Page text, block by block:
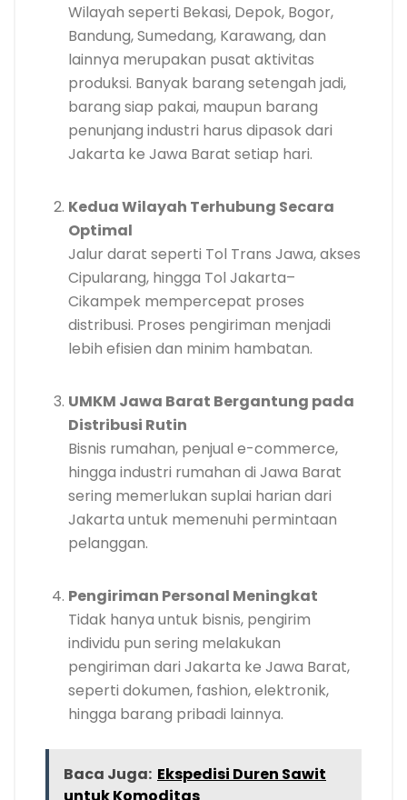
Wilayah seperti Bekasi, Depok, Bogor,
Bandung, Sumedang, Karawang, dan
lainnya merupakan pusat aktivitas
produksi. Banyak barang setengah jadi,
barang siap pakai, maupun barang
penunjang industri harus dipasok dari
Jakarta ke Jawa Barat setiap hari.
Kedua Wilayah Terhubung Secara
Optimal
Jalur darat seperti Tol Trans Jawa, akses
Cipularang, hingga Tol Jakarta–
Cikampek mempercepat proses
distribusi. Proses pengiriman menjadi
lebih efisien dan minim hambatan.
UMKM Jawa Barat Bergantung pada
Distribusi Rutin
Bisnis rumahan, penjual e-commerce,
hingga industri rumahan di Jawa Barat
sering memerlukan suplai harian dari
Jakarta untuk memenuhi permintaan
pelanggan.
Pengiriman Personal Meningkat
Tidak hanya untuk bisnis, pengirim
individu pun sering melakukan
pengiriman dari Jakarta ke Jawa Barat,
seperti dokumen, fashion, elektronik,
hingga barang pribadi lainnya.
Baca Juga: Ekspedisi Duren Sawit